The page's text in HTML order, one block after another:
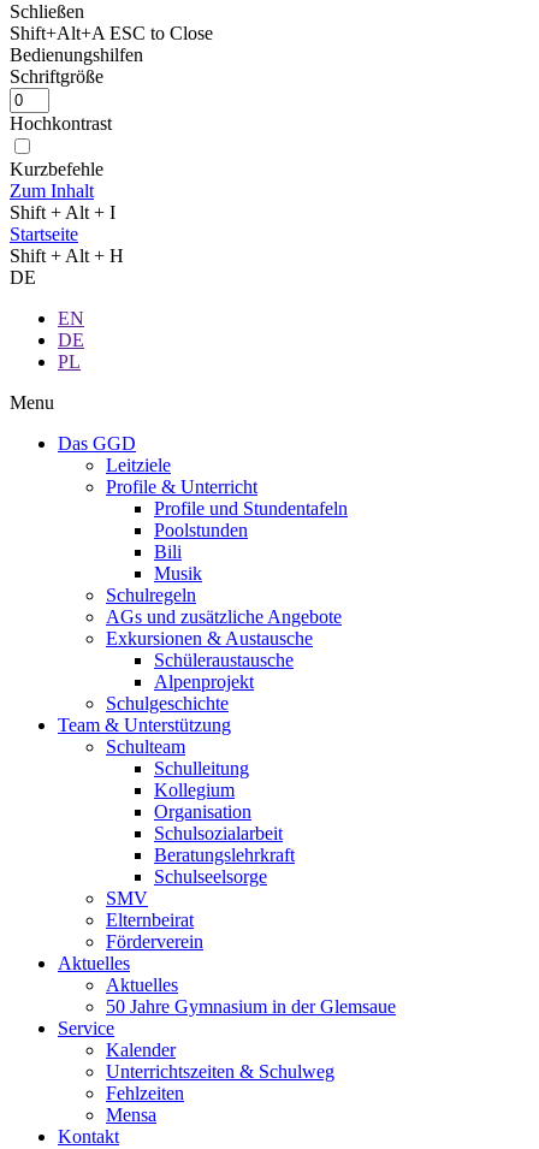
Schließen
Shift+Alt+A ESC to Close
Bedienungshilfen
Schriftgröße
Hochkontrast
Kurzbefehle
Zum Inhalt
Shift + Alt + I
Startseite
Shift + Alt + H
DE
EN
DE
PL
Menu
Das GGD
Leitziele
Profile & Unterricht
Profile und Stundentafeln
Poolstunden
Bili
Musik
Schulregeln
AGs und zusätzliche Angebote
Exkursionen & Austausche
Schüleraustausche
Alpenprojekt
Schulgeschichte
Team & Unterstützung
Schulteam
Schulleitung
Kollegium
Organisation
Schulsozialarbeit
Beratungslehrkraft
Schulseelsorge
SMV
Elternbeirat
Förderverein
Aktuelles
Aktuelles
50 Jahre Gymnasium in der Glemsaue
Service
Kalender
Unterrichtszeiten & Schulweg
Fehlzeiten
Mensa
Kontakt